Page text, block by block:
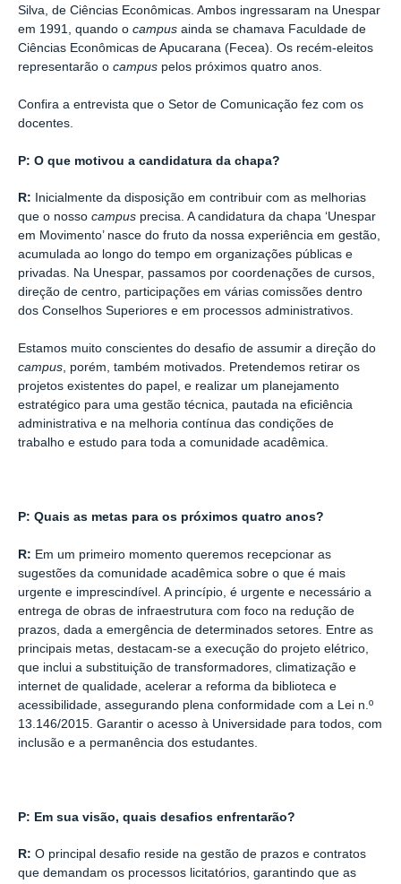
Silva, de Ciências Econômicas. Ambos ingressaram na Unespar
em 1991, quando o campus ainda se chamava Faculdade de
Ciências Econômicas de Apucarana (Fecea). Os recém-eleitos
representarão o campus pelos próximos quatro anos.
Confira a entrevista que o Setor de Comunicação fez com os
docentes.
P: O que motivou a candidatura da chapa?
R: Inicialmente da disposição em contribuir com as melhorias
que o nosso campus precisa. A candidatura da chapa ‘Unespar
em Movimento’ nasce do fruto da nossa experiência em gestão,
acumulada ao longo do tempo em organizações públicas e
privadas. Na Unespar, passamos por coordenações de cursos,
direção de centro, participações em várias comissões dentro
dos Conselhos Superiores e em processos administrativos.
Estamos muito conscientes do desafio de assumir a direção do
campus , porém, também motivados. Pretendemos retirar os
projetos existentes do papel, e realizar um planejamento
estratégico para uma gestão técnica, pautada na eficiência
administrativa e na melhoria contínua das condições de
trabalho e estudo para toda a comunidade acadêmica.
P: Quais as metas para os próximos quatro anos?
R: Em um primeiro momento queremos recepcionar as
sugestões da comunidade acadêmica sobre o que é mais
urgente e imprescindível. A princípio, é urgente e necessário a
entrega de obras de infraestrutura com foco na redução de
prazos, dada a emergência de determinados setores. Entre as
principais metas, destacam-se a execução do projeto elétrico,
que inclui a substituição de transformadores, climatização e
internet de qualidade, acelerar a reforma da biblioteca e
acessibilidade, assegurando plena conformidade com a Lei n.º
13.146/2015. Garantir o acesso à Universidade para todos, com
inclusão e a permanência dos estudantes.
P: Em sua visão, quais desafios enfrentarão?
R: O principal desafio reside na gestão de prazos e contratos
que demandam os processos licitatórios, garantindo que as